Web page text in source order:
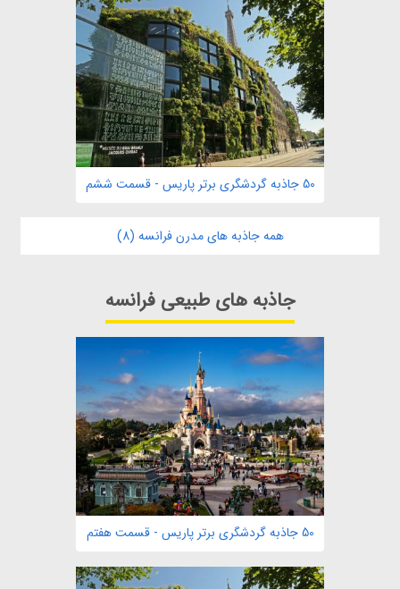
50 جاذبه گردشگری برتر پاریس - قسمت ششم
همه جاذبه های مدرن فرانسه (8)
جاذبه های طبیعی فرانسه
50 جاذبه گردشگری برتر پاریس - قسمت هفتم